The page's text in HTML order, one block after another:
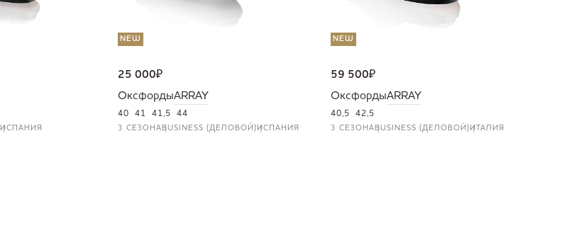
ИСПАНИЯ
NEW
25 000₽
ОксфордыARRAY
40 41 41,5 44
3 СЕЗОНАBUSINESS (ДЕЛОВОЙ)ИСПАНИЯ
NEW
59 500₽
ОксфордыARRAY
40,5 42,5
3 СЕЗОНАBUSINESS (ДЕЛОВОЙ)ИТАЛИЯ